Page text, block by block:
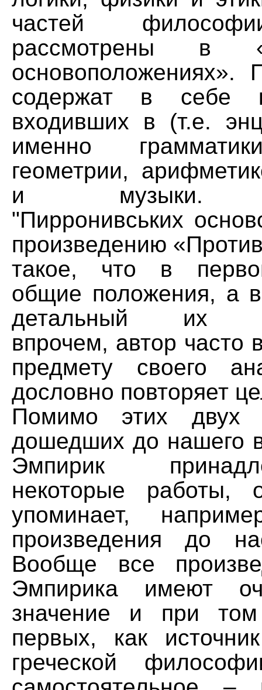
частей
рассмотрены в
основоположениях».
содержат в себе
входивших в (т.е.
именно
геометрии,
и музыки.
"Пирронивських
произведению
такое, что в
общие положения, а
детальный их
впрочем, автор часто
предмету своего
дословно повторяет
Помимо этих двух
дошедших до нашего
Эмпирик
некоторые работы,
упоминает,
произведения до
Вообще все
Эмпирика имеют
значение и при
первых, как
греческой